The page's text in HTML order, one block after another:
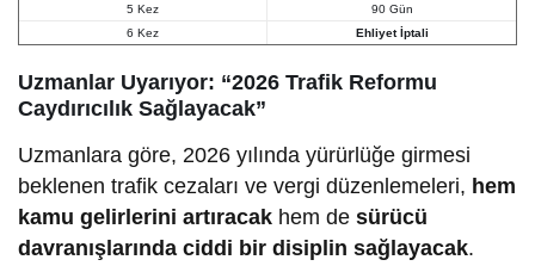
5 Kez
90 Gün
6 Kez
Ehliyet İptali
Uzmanlar Uyarıyor: “2026 Trafik Reformu
Caydırıcılık Sağlayacak”
Uzmanlara göre, 2026 yılında yürürlüğe girmesi
beklenen trafik cezaları ve vergi düzenlemeleri, hem
kamu gelirlerini artıracak hem desürücü
davranışlarında ciddi bir disiplin sağlayacak.